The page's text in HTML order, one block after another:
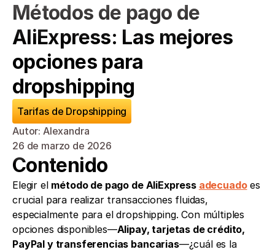
Métodos de pago de
AliExpress: Las mejores
opciones para
dropshipping
Tarifas de Dropshipping
Autor: Alexandra
26 de marzo de 2026
Contenido
Elegir el método de pago de AliExpress adecuado es
crucial para realizar transacciones fluidas,
especialmente para el dropshipping. Con múltiples
opciones disponibles—Alipay, tarjetas de crédito,
PayPal y transferencias bancarias—¿cuál es la